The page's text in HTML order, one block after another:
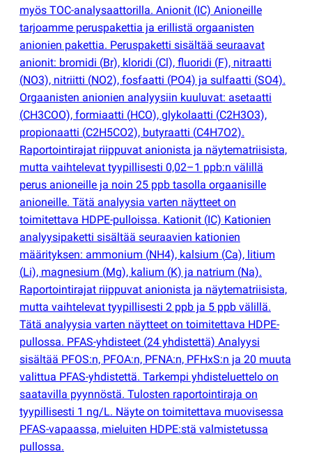
myös TOC-analysaattorilla. Anionit (IC) Anioneille
tarjoamme peruspakettia ja erillistä orgaanisten
anionien pakettia. Peruspaketti sisältää seuraavat
anionit: bromidi (Br), kloridi (Cl), fluoridi (F), nitraatti
(NO3), nitriitti (NO2), fosfaatti (PO4) ja sulfaatti (SO4).
Orgaanisten anionien analyysiin kuuluvat: asetaatti
(CH3COO), formiaatti (HCO), glykolaatti (C2H3O3),
propionaatti (C2H5CO2), butyraatti (C4H7O2).
Raportointirajat riippuvat anionista ja näytematriisista,
mutta vaihtelevat tyypillisesti 0,02–1 ppb:n välillä
perus anioneille ja noin 25 ppb tasolla orgaanisille
anioneille. Tätä analyysia varten näytteet on
toimitettava HDPE-pulloissa. Kationit (IC) Kationien
analyysipaketti sisältää seuraavien kationien
määrityksen: ammonium (NH4), kalsium (Ca), litium
(Li), magnesium (Mg), kalium (K) ja natrium (Na).
Raportointirajat riippuvat anionista ja näytematriisista,
mutta vaihtelevat tyypillisesti 2 ppb ja 5 ppb välillä.
Tätä analyysia varten näytteet on toimitettava HDPE-
pullossa. PFAS-yhdisteet (24 yhdistettä) Analyysi
sisältää PFOS:n, PFOA:n, PFNA:n, PFHxS:n ja 20 muuta
valittua PFAS-yhdistettä. Tarkempi yhdisteluettelo on
saatavilla pyynnöstä. Tulosten raportointiraja on
tyypillisesti 1 ng/L. Näyte on toimitettava muovisessa
PFAS-vapaassa, mieluiten HDPE:stä valmistetussa
pullossa.